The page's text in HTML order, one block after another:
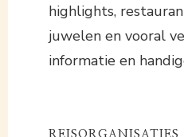
highlights,
juwelen en vooral
informatie en
REISORGANISATIES